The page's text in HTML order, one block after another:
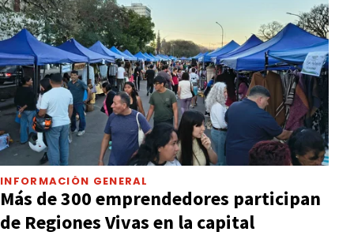
INFORMACIÓN GENERAL
Más de 300 emprendedores participan
de Regiones Vivas en la capital